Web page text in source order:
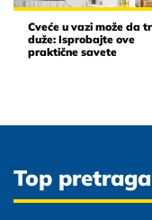
Cveće u vazi može da
duže: Isprobajte ove
praktične savete
Top